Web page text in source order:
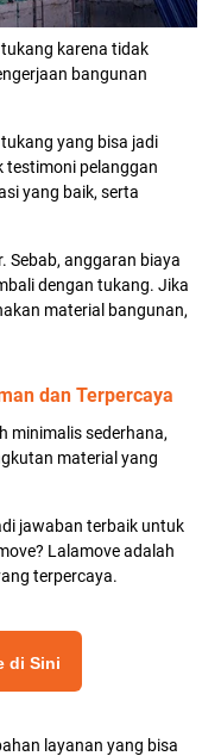
karena tidak
bangunan
yang bisa jadi
testimoni pelanggan
yang baik, serta
Sebab, anggaran biaya
dengan tukang. Jika
material bangunan,
dan Terpercaya
minimalis sederhana,
material yang
jawaban terbaik untuk
Lalamove adalah
terpercaya.
di Sini
layanan yang bisa